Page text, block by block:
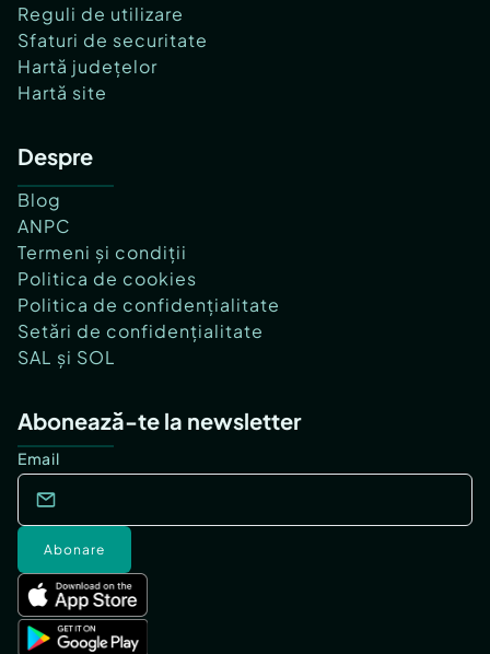
Reguli de utilizare
Sfaturi de securitate
Hartă județelor
Hartă site
Despre
Blog
ANPC
Termeni și condiții
Politica de cookies
Politica de confidențialitate
Setări de confidențialitate
SAL și SOL
Abonează-te la newsletter
Email
Abonare